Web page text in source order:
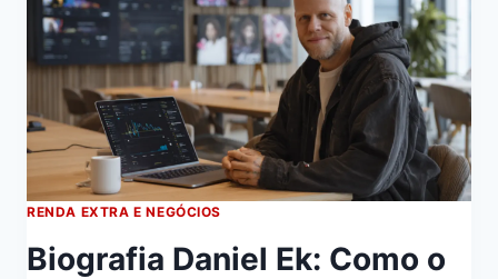
RENDA EXTRA E NEGÓCIOS
Biografia Daniel Ek: Como o